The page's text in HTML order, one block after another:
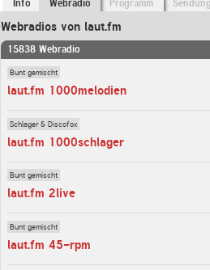
Info Webradio Programm
Webradios von laut.fm
15838 Webradio
Bunt gemischt
laut.fm 1000melodien
Schlager & Discofox
laut.fm 1000schlager
Bunt gemischt
laut.fm 2live
Bunt gemischt
laut.fm 45-rpm